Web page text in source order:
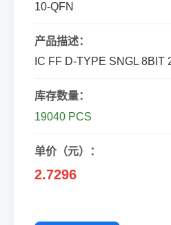
10-QFN
产品描述：
IC FF D-TYPE SNGL 8BIT
库存数量：
19040 PCS
单价（元）：
2.7296